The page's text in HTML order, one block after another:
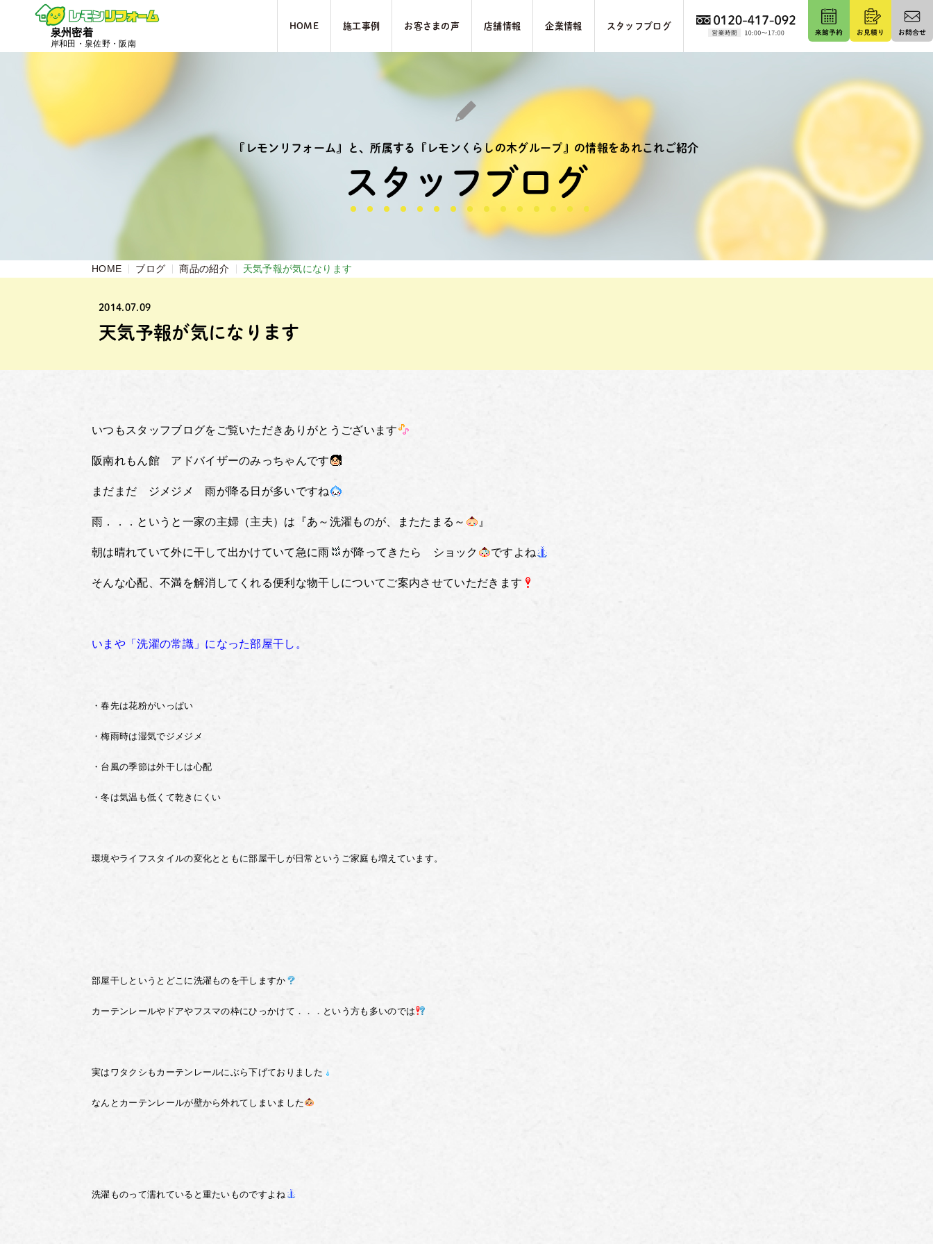
泉州密着
岸和田・泉佐野・阪南
HOME 施⼯事例 お客さまの声 店舗情報 企業情報 スタッフブログ
『レモンリフォーム』と、所属する『レモンくらしの木グループ』の情報をあれこれご紹介
スタッフブログ
HOME ブログ 商品の紹介 天気予報が気になります
2014.07.09
天気予報が気になります
いつもスタッフブログをご覧いただきありがとうございます
阪南れもん館 アドバイザーのみっちゃんです
まだまだ ジメジメ 雨が降る日が多いですね
雨．．．というと一家の主婦（主夫）は『あ～洗濯ものが、またたまる～ 』
朝は晴れていて外に干して出かけていて急に雨 が降ってきたら ショック ですよね
そんな心配、不満を解消してくれる便利な物干しについてご案内させていただきます
いまや「洗濯の常識」になった部屋干し。
・春先は花粉がいっぱい
・梅雨時は湿気でジメジメ
・台風の季節は外干しは心配
・冬は気温も低くて乾きにくい
環境やライフスタイルの変化とともに部屋干しが日常というご家庭も増えています。
部屋干しというとどこに洗濯ものを干しますか
カーテンレールやドアやフスマの枠にひっかけて．．．という方も多いのでは
実はワタクシもカーテンレールにぶら下げておりました
なんとカーテンレールが壁から外れてしまいました
洗濯ものって濡れていると 重たいものですよね